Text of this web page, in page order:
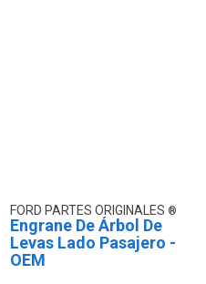
FORD PARTES ORIGINALES
Engrane De Árbol De
Levas Lado Pasajero -
OEM